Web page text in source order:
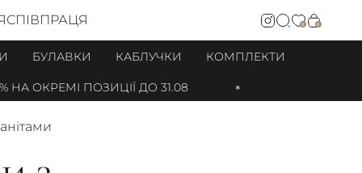
СПІВПРАЦЯ 0 0
БУЛАВКИ КАБЛУЧКИ КОМПЛЕКТИ
ПОЗИЦІЇ ДО 31.08